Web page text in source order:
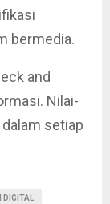
bermedia.
and
Nilai-
setiap
DIGITAL